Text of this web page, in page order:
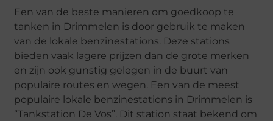
Een van de beste manieren om goedkoop te
tanken in Drimmelen is door gebruik te maken
van de lokale benzinestations. Deze stations
bieden vaak lagere prijzen dan de grote merken
en zijn ook gunstig gelegen in de buurt van
populaire routes en wegen. Een van de meest
populaire lokale benzinestations in Drimmelen is
“Tankstation De Vos”. Dit station staat bekend om